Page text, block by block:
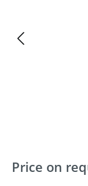
Price on